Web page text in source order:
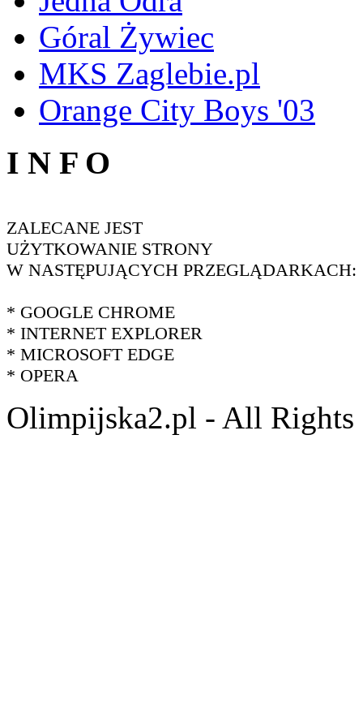
Góral Żywiec
MKS Zaglebie.pl
Orange City Boys '03
I N F O
ZALECANE JEST
UŻYTKOWANIE STRONY
W NASTĘPUJĄCYCH PRZEGLĄDARKACH:
* GOOGLE CHROME
* INTERNET EXPLORER
* MICROSOFT EDGE
* OPERA
Olimpijska2.pl - All Rights